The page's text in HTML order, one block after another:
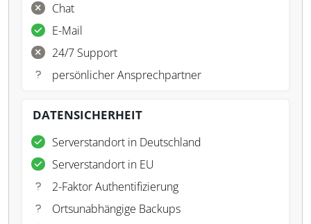
Chat
E-Mail
24/7 Support
persönlicher Ansprechpartner
DATENSICHERHEIT
Serverstandort in Deutschland
Serverstandort in EU
2-Faktor Authentifizierung
Ortsunabhängige Backups